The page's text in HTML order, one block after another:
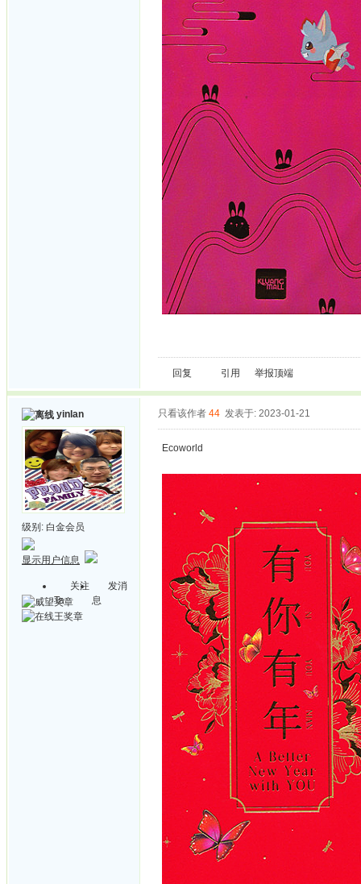
回复 引用 举报顶端
yinlan
级别: 白金会员
显示用户信息
关注
Ta
发消
息
只看该作者 44 发表于: 2023-01-21
Ecoworld